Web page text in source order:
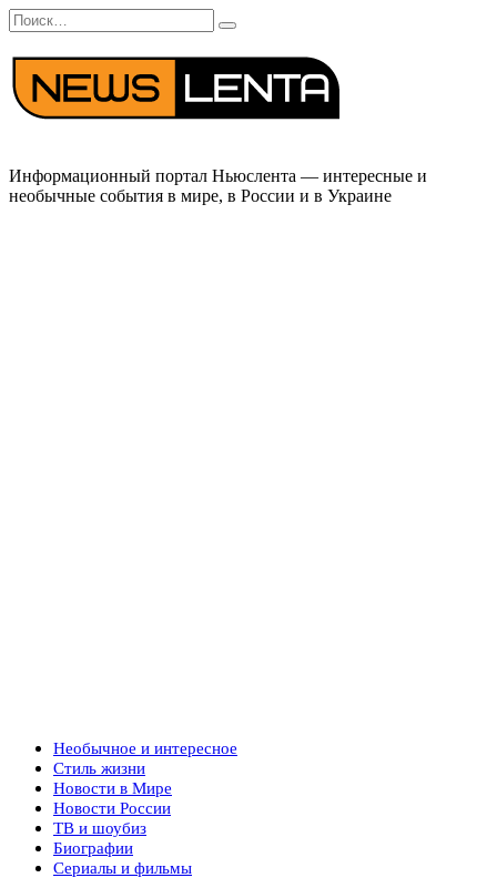
Перейти
к
содержанию
Search
for:
Информационный портал Ньюслента — интересные и
необычные события в мире, в России и в Украине
Необычное и интересное
Стиль жизни
Новости в Мире
Новости России
ТВ и шоубиз
Биографии
Сериалы и фильмы